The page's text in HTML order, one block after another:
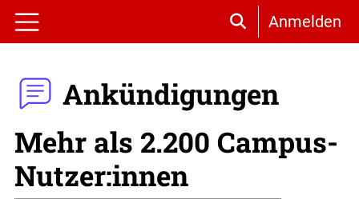
Zum Hauptinhalt
Website-Übersicht
Sucheingabe
Anmelden
Ankündigungen
Mehr als 2.200 Campus-
Nutzer:innen